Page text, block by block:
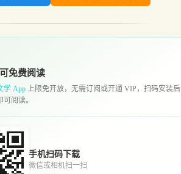
免费阅读
学 App 上限免开放，无需订阅或开通 VIP，扫码安装后
阅读。
手机扫码下载
微信或相机扫一扫